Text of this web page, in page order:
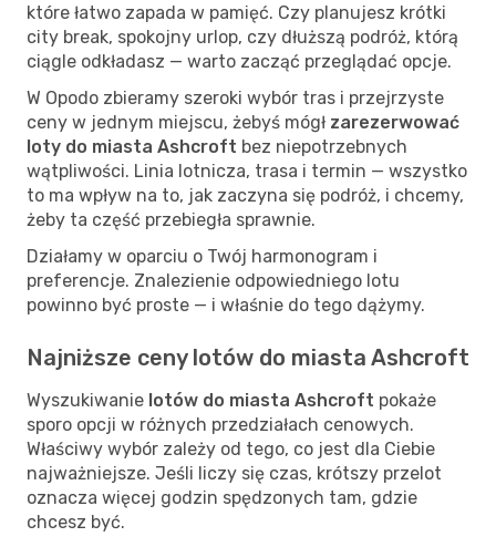
które łatwo zapada w pamięć. Czy planujesz krótki
city break, spokojny urlop, czy dłuższą podróż, którą
ciągle odkładasz — warto zacząć przeglądać opcje.
W Opodo zbieramy szeroki wybór tras i przejrzyste
ceny w jednym miejscu, żebyś mógł zarezerwować
loty do miasta Ashcroft bez niepotrzebnych
wątpliwości. Linia lotnicza, trasa i termin — wszystko
to ma wpływ na to, jak zaczyna się podróż, i chcemy,
żeby ta część przebiegła sprawnie.
Działamy w oparciu o Twój harmonogram i
preferencje. Znalezienie odpowiedniego lotu
powinno być proste — i właśnie do tego dążymy.
Najniższe ceny lotów do miasta Ashcroft
Wyszukiwanie lotów do miasta Ashcroft pokaże
sporo opcji w różnych przedziałach cenowych.
Właściwy wybór zależy od tego, co jest dla Ciebie
najważniejsze. Jeśli liczy się czas, krótszy przelot
oznacza więcej godzin spędzonych tam, gdzie
chcesz być.